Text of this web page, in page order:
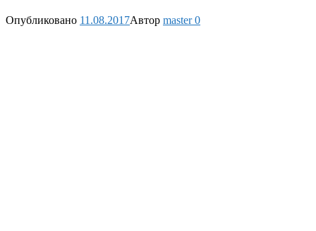
Опубликовано 11.08.2017Автор master0